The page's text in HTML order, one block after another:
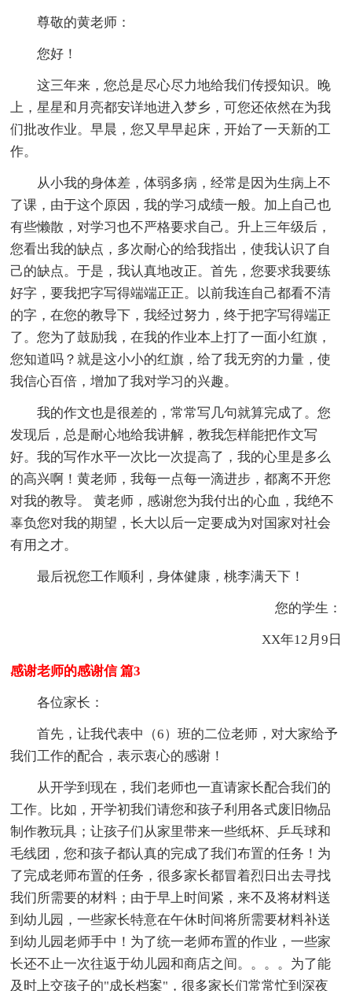
尊敬的黄老师：
您好！
这三年来，您总是尽心尽力地给我们传授知识。晚
上，星星和月亮都安详地进入梦乡，可您还依然在为我
们批改作业。早晨，您又早早起床，开始了一天新的工
作。
从小我的身体差，体弱多病，经常是因为生病上不
了课，由于这个原因，我的学习成绩一般。加上自己也
有些懒散，对学习也不严格要求自己。升上三年级后，
您看出我的缺点，多次耐心的给我指出，使我认识了自
己的缺点。于是，我认真地改正。首先，您要求我要练
好字，要我把字写得端端正正。以前我连自己都看不清
的字，在您的教导下，我经过努力，终于把字写得端正
了。您为了鼓励我，在我的作业本上打了一面小红旗，
您知道吗？就是这小小的红旗，给了我无穷的力量，使
我信心百倍，增加了我对学习的兴趣。
我的作文也是很差的，常常写几句就算完成了。您
发现后，总是耐心地给我讲解，教我怎样能把作文写
好。我的写作水平一次比一次提高了，我的心里是多么
的高兴啊！黄老师，我每一点每一滴进步，都离不开您
对我的教导。 黄老师，感谢您为我付出的心血，我绝不
辜负您对我的期望，长大以后一定要成为对国家对社会
有用之才。
最后祝您工作顺利，身体健康，桃李满天下！
您的学生：
XX年12月9日
感谢老师的感谢信 篇3
各位家长：
首先，让我代表中（6）班的二位老师，对大家给予
我们工作的配合，表示衷心的感谢！
从开学到现在，我们老师也一直请家长配合我们的
工作。比如，开学初我们请您和孩子利用各式废旧物品
制作教玩具；让孩子们从家里带来一些纸杯、乒乓球和
毛线团，您和孩子都认真的完成了我们布置的任务！为
了完成老师布置的任务，很多家长都冒着烈日出去寻找
我们所需要的材料；由于早上时间紧，来不及将材料送
到幼儿园，一些家长特意在午休时间将所需要材料补送
到幼儿园老师手中！为了统一老师布置的作业，一些家
长还不止一次往返于幼儿园和商店之间。。。。为了能
及时上交孩子的"成长档案"，很多家长们常常忙到深夜